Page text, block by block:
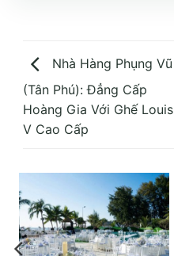
Nhà Hàng Phụng Vũ
(Tân Phú): Đẳng Cấp
Hoàng Gia Với Ghế Louis
V Cao Cấp